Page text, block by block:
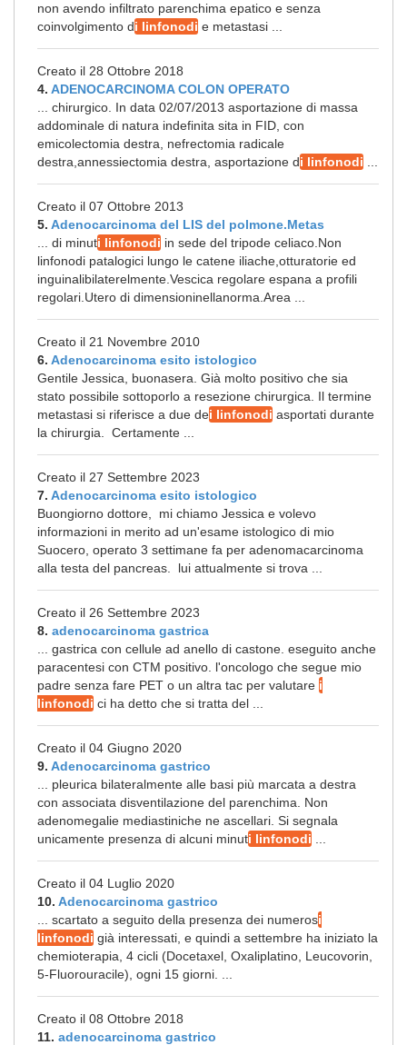
non avendo infiltrato parenchima epatico e senza
coinvolgimento di linfonodi e metastasi ...
Creato il 28 Ottobre 2018
4. ADENOCARCINOMA COLON OPERATO
... chirurgico. In data 02/07/2013 asportazione di massa
addominale di natura indefinita sita in FID, con
emicolectomia destra, nefrectomia radicale
destra,annessiectomia destra, asportazione di linfonodi
Creato il 07 Ottobre 2013
5. Adenocarcinoma del LIS del polmone.Metas
... di minuti linfonodi in sede del tripode celiaco.Non
linfonodi patalogici lungo le catene iliache,otturatorie ed
inguinalibilaterelmente.Vescica regolare espana a profili
regolari.Utero di dimensioninellanorma.Area ...
Creato il 21 Novembre 2010
6. Adenocarcinoma esito istologico
Gentile Jessica, buonasera. Già molto positivo che sia
stato possibile sottoporlo a resezione chirurgica. Il termine
metastasi si riferisce a due dei linfonodi asportati durante
la chirurgia. Certamente ...
Creato il 27 Settembre 2023
7. Adenocarcinoma esito istologico
Buongiorno dottore, mi chiamo Jessica e volevo
informazioni in merito ad un'esame istologico di mio
Suocero, operato 3 settimane fa per adenomacarcinoma
alla testa del pancreas. lui attualmente si trova ...
Creato il 26 Settembre 2023
8. adenocarcinoma gastrica
... gastrica con cellule ad anello di castone. eseguito anche
paracentesi con CTM positivo. l'oncologo che segue mio
padre senza fare PET o un altra tac per valutare i
linfonodi ci ha detto che si tratta del ...
Creato il 04 Giugno 2020
9. Adenocarcinoma gastrico
... pleurica bilateralmente alle basi più marcata a destra
con associata disventilazione del parenchima. Non
adenomegalie mediastiniche ne ascellari. Si segnala
unicamente presenza di alcuni minuti linfonodi
Creato il 04 Luglio 2020
10. Adenocarcinoma gastrico
... scartato a seguito della presenza dei numerosi
linfonodi già interessati, e quindi a settembre ha iniziato la
chemioterapia, 4 cicli (Docetaxel, Oxaliplatino, Leucovorin,
5-Fluorouracile), ogni 15 giorni. ...
Creato il 08 Ottobre 2018
11. adenocarcinoma gastrico